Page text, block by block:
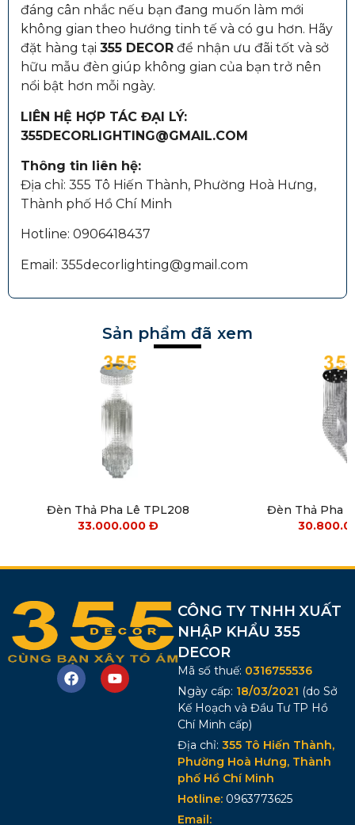
đáng cân nhắc nếu bạn đang muốn làm mới
không gian theo hướng tinh tế và có gu hơn. Hãy
đặt hàng tại 355 DECOR để nhận ưu đãi tốt và sở
hữu mẫu đèn giúp không gian của bạn trở nên
nổi bật hơn mỗi ngày.
LIÊN HỆ HỢP TÁC ĐẠI LÝ:
355DECORLIGHTING@GMAIL.COM
Thông tin liên hệ:
Địa chỉ: 355 Tô Hiến Thành, Phường Hoà Hưng,
Thành phố Hồ Chí Minh
Hotline: 0906418437
Email: 355decorlighting@gmail.com
Sản phẩm đã xem
Đèn Thả Pha Lê TPL208
33.000.000Đ
Đèn Thả Pha
CÔNG TY TNHH XUẤT
NHẬP KHẨU 355
DECOR
Mã số thuế: 0316755536
Ngày cấp: 18/03/2021 (do Sở
Kế Hoạch và Đầu Tư TP Hồ
Chí Minh cấp)
Địa chỉ: 355 Tô Hiến Thành,
Phường Hoà Hưng, Thành
phố Hồ Chí Minh
Hotline: 0963773625
Email: